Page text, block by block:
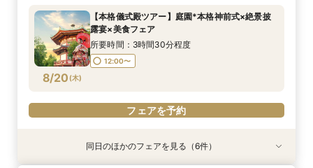
8/19(水)
13:00〜 15:00〜
8/19(水)
13:00〜 15:00〜
8/19(水)
13:00〜 15:00〜
8/19(水)
13:00〜
14:00〜
15:00〜
16:00〜
17:00〜
8/19(水)
13:00〜 15:00〜
8/20 (木)
【本格儀式殿ツアー】庭園*本格神前式×絶景披
露宴×美食フェア
所要時間：3時間30分程度
12:00〜
フェアを予約
衣装試着 特典あり
衣装試着 特典あり
衣装試着 特典あり
衣装試着 特典あり
同日のほかのフェアを見る（6件）